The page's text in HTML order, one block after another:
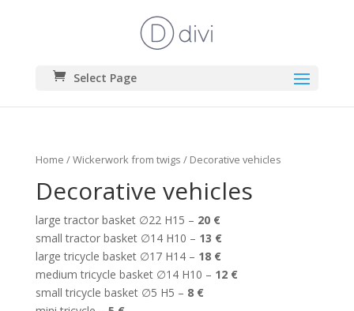
Select Page
Home /Wickerwork from twigs / Decorative vehicles
Decorative vehicles
large tractor basket ∅22 H15 – 20 €
small tractor basket ∅14 H10 – 13 €
large tricycle basket ∅17 H14 – 18 €
medium tricycle basket ∅14 H10 – 12 €
small tricycle basket ∅5 H5 – 8 €